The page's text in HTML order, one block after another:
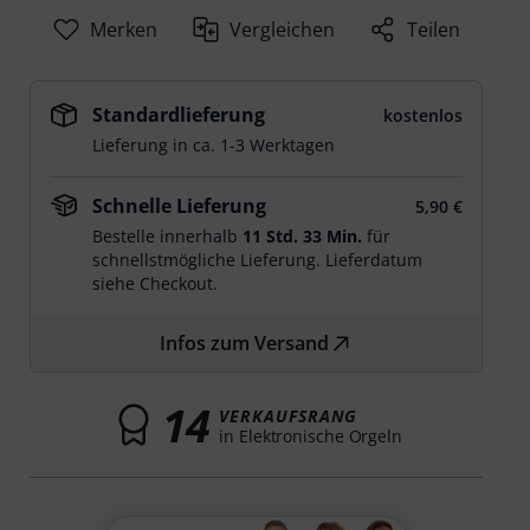
Merken Vergleichen Teilen
Standardlieferung
kostenlos
Lieferung in ca. 1-3 Werktagen
Schnelle Lieferung
5,90 €
Bestelle innerhalb 11 Std. 33 Min. für
schnellstmögliche Lieferung. Lieferdatum
siehe Checkout.
Infos zum Versand
14 VERKAUFSRANG
in Elektronische Orgeln